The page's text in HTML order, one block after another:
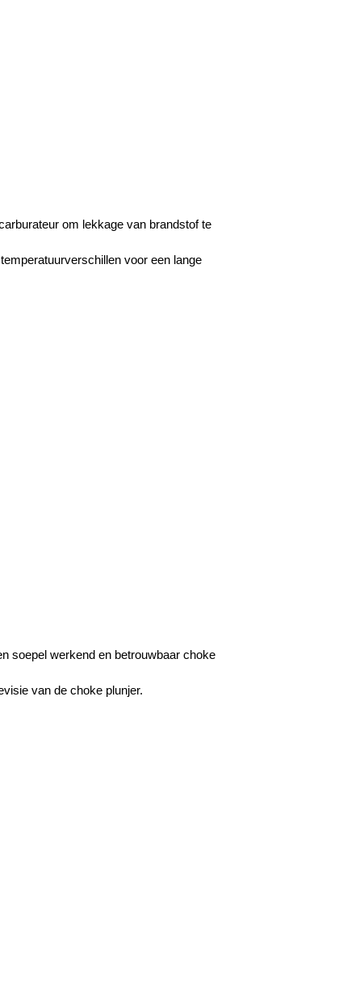
om lekkage van brandstof te
voor een lange
soepel werkend en betrouwbaar choke
van de choke plunjer.